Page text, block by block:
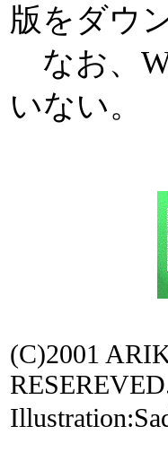
版をダウ
なお、
いない。
(C)2001